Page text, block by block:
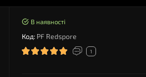
В наявності
Код: PF Redspore
1